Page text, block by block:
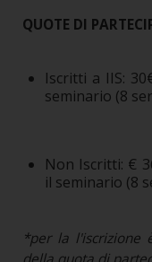
QUOTE DI
Iscritti a IIS:
seminario (8
Non Iscritti: €
il seminario (8
*per la l'iscrizione